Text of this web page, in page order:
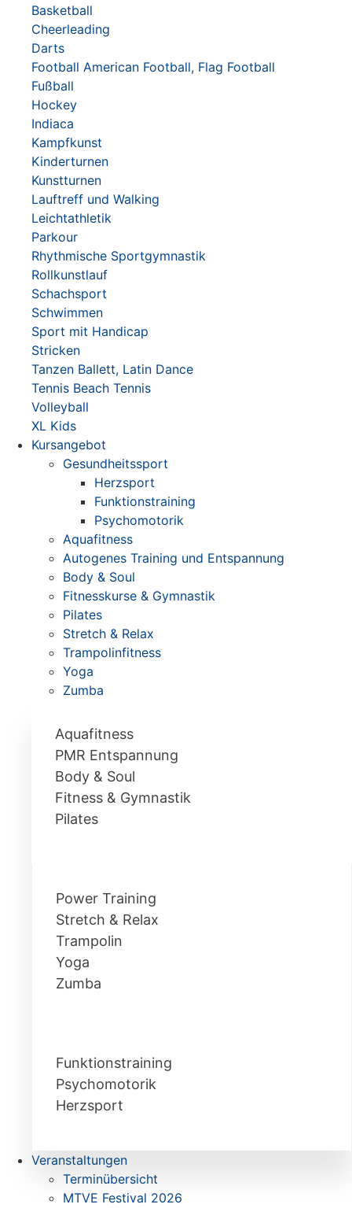
Basketball
Cheerleading
Darts
Football American Football, Flag Football
Fußball
Hockey
Indiaca
Kampfkunst
Kinderturnen
Kunstturnen
Lauftreff und Walking
Leichtathletik
Parkour
Rhythmische Sportgymnastik
Rollkunstlauf
Schachsport
Schwimmen
Sport mit Handicap
Stricken
Tanzen Ballett, Latin Dance
Tennis Beach Tennis
Volleyball
XL Kids
Kursangebot
Gesundheitssport
Herzsport
Funktionstraining
Psychomotorik
Aquafitness
Autogenes Training und Entspannung
Body & Soul
Fitnesskurse & Gymnastik
Pilates
Stretch & Relax
Trampolinfitness
Yoga
Zumba
Aquafitness
PMR Entspannung
Body & Soul
Fitness & Gymnastik
Pilates
Power Training
Stretch & Relax
Trampolin
Yoga
Zumba
Funktionstraining
Psychomotorik
Herzsport
Veranstaltungen
Terminübersicht
MTVE Festival 2026